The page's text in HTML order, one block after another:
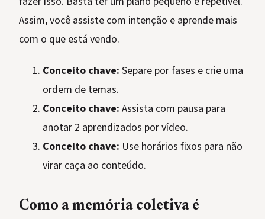
Assim, você assiste com intenção e aprende mais
com o que está vendo.
Conceito chave: Separe por fases e crie uma
ordem de temas.
Conceito chave: Assista com pausa para
anotar 2 aprendizados por vídeo.
Conceito chave: Use horários fixos para não
virar caça ao conteúdo.
Como a memória coletiva é